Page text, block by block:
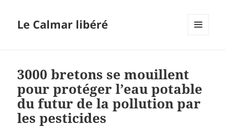
Le Calmar libéré
3000 bretons se mouillent
pour protéger l’eau potable
du futur de la pollution par
les pesticides